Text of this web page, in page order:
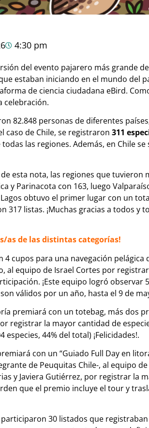
4:30 pm
del evento pajarero más grande
estaban iniciando en el mundo del
de ciencia ciudadana eBird.
celebración.
82.848 personas de diferentes
caso de Chile, se registraron 311
las regiones. Además, en Chile
esta nota, las regiones que tuvieron
y Parinacota con 163, luego
obtuvo el primer lugar con un
317 listas. ¡Muchas gracias a todos y
as de las distintas categorías!
4 cupos para una navegación pelágica
al equipo de Israel Cortes por
¡Este equipo logró observar
válidos por un año, hasta el 9 de
premiará con un totebag, más dos
registrar la mayor cantidad de
44% del total) ¡Felicidades!.
con un “Guiado Full Day en
de Peuquitas Chile-, al equipo
y Javiera Gutiérrez, por registrar la
que el premio incluye el tour y
30 listados que